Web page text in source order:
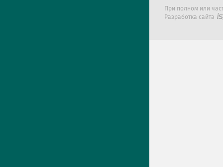
При полном или
Разработка сайта